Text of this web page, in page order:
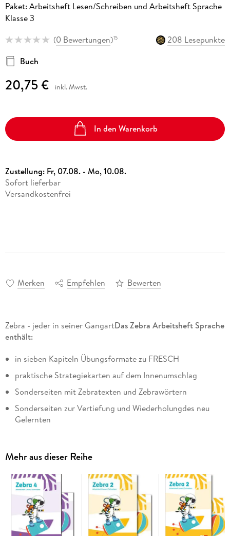
Paket: Arbeitsheft Lesen/Schreiben und Arbeitsheft Sprache
Klasse 3
(0 Bewertungen)15
208 Lesepunkte
Buch
20,75 € inkl. Mwst.
In den Warenkorb
Zustellung: Fr, 07.08. - Mo, 10.08.
Sofort lieferbar
Versandkostenfrei
Merken Empfehlen Bewerten
Zebra - jeder in seiner GangartDas Zebra Arbeitsheft Sprache
enthält:
in sieben Kapiteln Übungsformate zu FRESCH
praktische Strategiekarten auf dem Innenumschlag
Sonderseiten mit Zebratexten und Zebrawörtern
Sonderseiten zur Vertiefung und Wiederholungdes neu
Gelernten
einen Lernplaner mit Verweisen zu Testbögen
Zusätzlich gibt es kindgemäße Erklärfilme zu den FRESCH-
Strategien.
Das Zebra Arbeitsheft Lesen/Schreiben 3 bietet:
Übungen zum genauen und sinnerfassenden Lesensowie
Mehr aus dieser Reihe